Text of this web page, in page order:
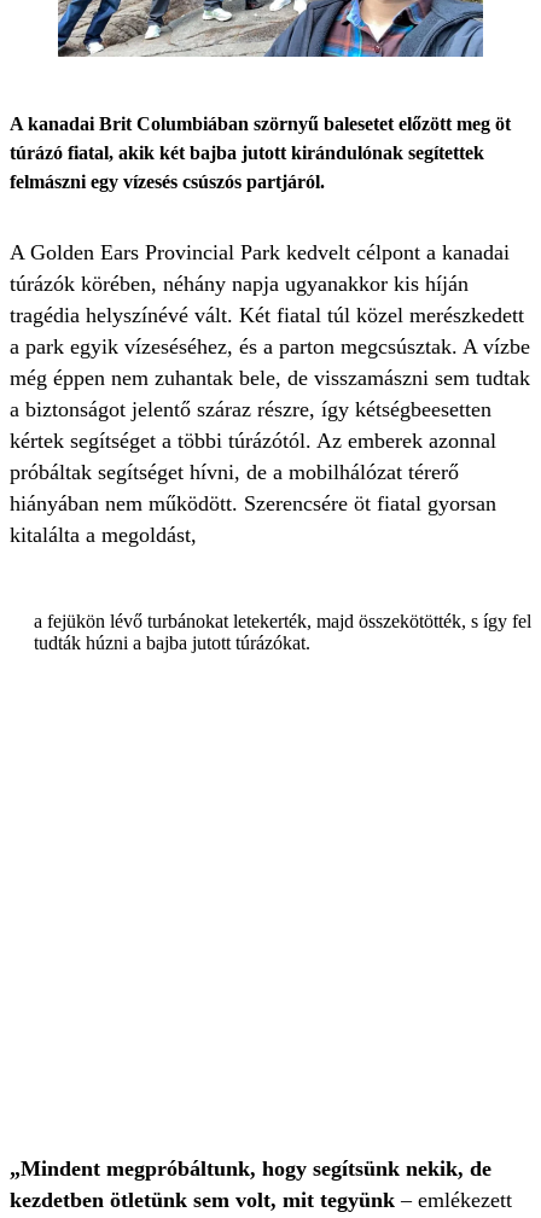
A kanadai Brit Columbiában szörnyű balesetet előzött meg öt
túrázó fiatal, akik két bajba jutott kirándulónak segítettek
felmászni egy vízesés csúszós partjáról.
A Golden Ears Provincial Park kedvelt célpont a kanadai
túrázók körében, néhány napja ugyanakkor kis híján
tragédia helyszínévé vált. Két fiatal túl közel merészkedett
a park egyik vízeséséhez, és a parton megcsúsztak. A vízbe
még éppen nem zuhantak bele, de visszamászni sem tudtak
a biztonságot jelentő száraz részre, így kétségbeesetten
kértek segítséget a többi túrázótól. Az emberek azonnal
próbáltak segítséget hívni, de a mobilhálózat térerő
hiányában nem működött. Szerencsére öt fiatal gyorsan
kitalálta a megoldást,
a fejükön lévő turbánokat letekerték, majd összekötötték, s így fel
tudták húzni a bajba jutott túrázókat.
„Mindent megpróbáltunk, hogy segítsünk nekik, de
kezdetben ötletünk sem volt, mit tegyünk – emlékezett